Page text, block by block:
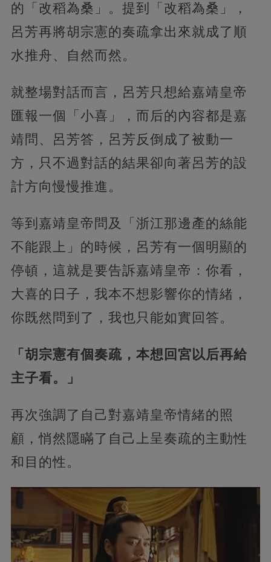
的「改稻為桑」。提到「改稻為桑」，
呂芳再將胡宗憲的奏疏拿出來就成了順
水推舟、自然而然。
就整場對話而言，呂芳只想給嘉靖皇帝
匯報一個「小喜」，而后的內容都是嘉
靖問、呂芳答，呂芳反倒成了被動一
方，只不過對話的結果卻向著呂芳的設
計方向慢慢推進。
等到嘉靖皇帝問及「浙江那邊產的絲能
不能跟上」的時候，呂芳有一個明顯的
停頓，這就是要告訴嘉靖皇帝：你看，
大喜的日子，我本不想影響你的情緒，
你既然問到了，我也只能如實回答。
「胡宗憲有個奏疏，本想回宮以后再給
主子看。」
再次強調了自己對嘉靖皇帝情緒的照
顧，悄然隱瞞了自己上呈奏疏的主動性
和目的性。